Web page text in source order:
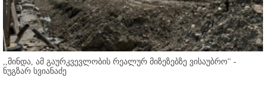
,,მინდა, ამ გაურკვევლობის რეალურ მიზეზებზე ვისაუბრო'' -
ნუგზარ სვიანაძე